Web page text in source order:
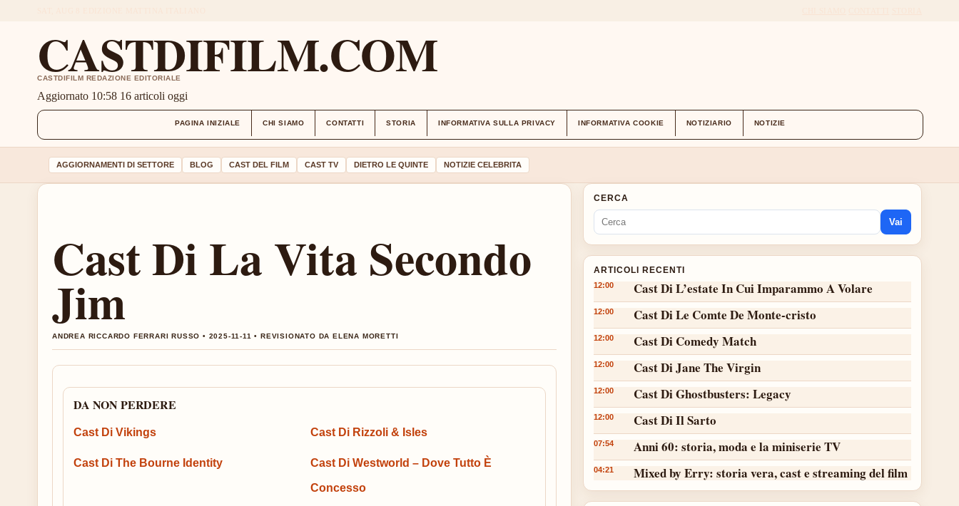
CASTDIFILM.COM
CASTDIFILM REDAZIONE EDITORIALE
Aggiornato 10:58 16 articoli oggi
PAGINA INIZIALE CHI SIAMO CONTATTI STORIA INFORMATIVA SULLA PRIVACY INFORMATIVA COOKIE NOTIZIARIO NOTIZIE
AGGIORNAMENTI DI SETTORE BLOG CAST DEL FILM CAST TV DIETRO LE QUINTE NOTIZIE CELEBRITA
Cast Di La Vita Secondo
Jim
ANDREA RICCARDO FERRARI RUSSO • 2025-11-11 • REVISIONATO DA ELENA MORETTI
DA NON PERDERE
Cast Di Vikings Cast Di Rizzoli & Isles
Cast Di The Bourne Identity Cast Di Westworld – Dove Tutto È
Concesso
CERCA
Vai
ARTICOLI RECENTI
12:00 Cast Di L’estate In Cui Imparammo A Volare
12:00 Cast Di Le Comte De Monte-cristo
12:00 Cast Di Comedy Match
12:00 Cast Di Jane The Virgin
12:00 Cast Di Ghostbusters: Legacy
12:00 Cast Di Il Sarto
07:54 Anni 60: storia, moda e la miniserie TV
04:21 Mixed by Erry: storia vera, cast e streaming del film